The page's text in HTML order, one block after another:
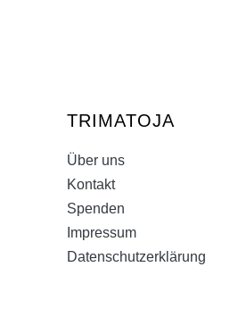
TRIMATOJA
Über uns
Kontakt
Spenden
Impressum
Datenschutzerklärung